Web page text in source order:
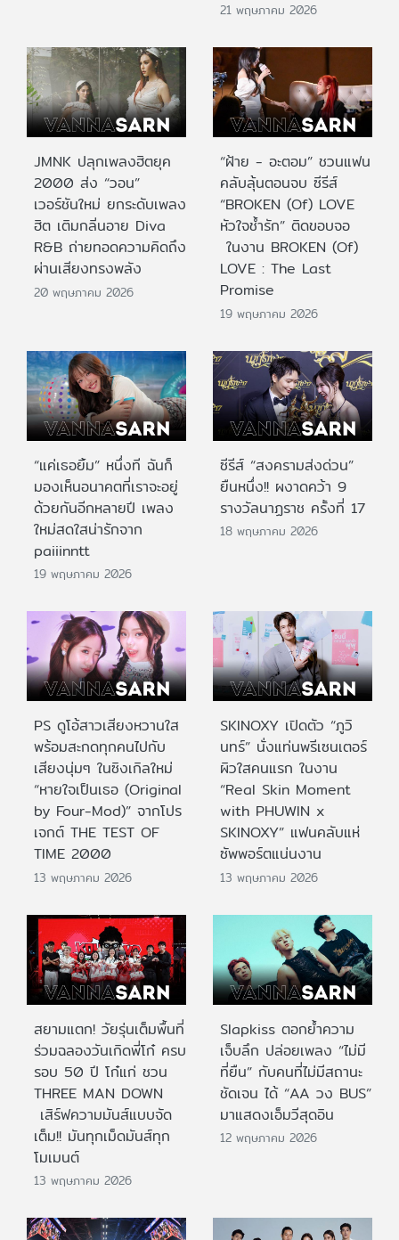
21 พฤษภาคม 2026
JMNK ปลุกเพลงฮิตยุค
2000 ส่ง “วอน”
เวอร์ชันใหม่ ยกระดับเพลง
ฮิต เติมกลิ่นอาย Diva
R&B ถ่ายทอดความคิดถึง
ผ่านเสียงทรงพลัง
20 พฤษภาคม 2026
“ฝ้าย - อะตอม” ชวนแฟน
คลับลุ้นตอนจบ ซีรีส์
“BROKEN (Of) LOVE
หัวใจช้ำรัก” ติดขอบจอ
ในงาน BROKEN (Of)
LOVE : The Last
Promise
19 พฤษภาคม 2026
“แค่เธอยิ้ม” หนึ่งที ฉันก็
มองเห็นอนาคตที่เราจะอยู่
ด้วยกันอีกหลายปี เพลง
ใหม่สดใสน่ารักจาก
paiiinntt
19 พฤษภาคม 2026
ซีรีส์ “สงครามส่งด่วน”
ยืนหนึ่ง!! ผงาดคว้า 9
รางวัลนาฏราช ครั้งที่ 17
18 พฤษภาคม 2026
PS ดูโอ้สาวเสียงหวานใส
พร้อมสะกดทุกคนไปกับ
เสียงนุ่มๆ ในซิงเกิลใหม่
“หายใจเป็นเธอ (Original
by Four-Mod)” จากโปร
เจกต์ THE TEST OF
TIME 2000
13 พฤษภาคม 2026
SKINOXY เปิดตัว “ภูวิ
นทร์” นั่งแท่นพรีเซนเตอร์
ผิวใสคนแรก ในงาน
“Real Skin Moment
with PHUWIN x
SKINOXY” แฟนคลับแห่
ซัพพอร์ตแน่นงาน
13 พฤษภาคม 2026
สยามแตก! วัยรุ่นเต็มพื้นที่
ร่วมฉลองวันเกิดพี่โก๋ ครบ
รอบ 50 ปี โก๋แก่ ชวน
THREE MAN DOWN
เสิร์ฟความมันส์แบบจัด
เต็ม!! มันทุกเม็ดมันส์ทุก
โมเมนต์
13 พฤษภาคม 2026
Slapkiss ตอกย้ำความ
เจ็บลึก ปล่อยเพลง “ไม่มี
ที่ยืน” กับคนที่ไม่มีสถานะ
ชัดเจน ได้ “AA วง BUS”
มาแสดงเอ็มวีสุดอิน
12 พฤษภาคม 2026